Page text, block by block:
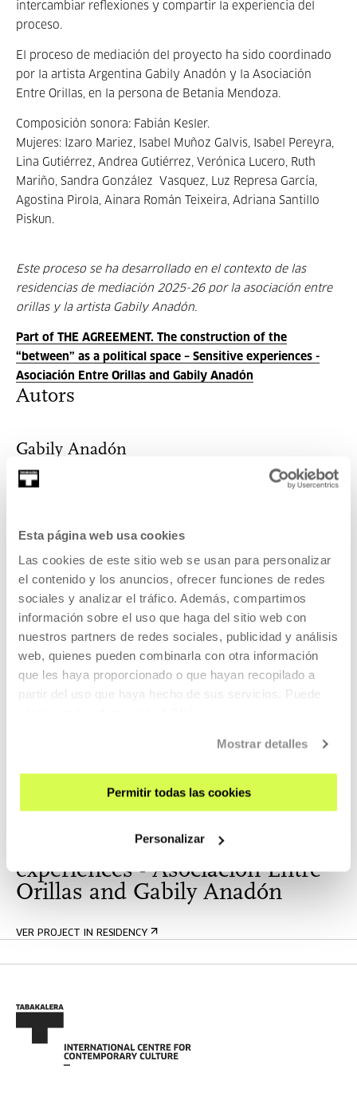
Esta página web usa cookies
Las cookies de este sitio web se usan para personalizar
el contenido y los anuncios, ofrecer funciones de redes
sociales y analizar el tráfico. Además, compartimos
información sobre el uso que haga del sitio web con
nuestros partners de redes sociales, publicidad y análisis
web, quienes pueden combinarla con otra información
que les haya proporcionado o que hayan recopilado a
partir del uso que haya hecho de sus servicios. Puede
Mostrar detalles
Permitir todas las cookies
Personalizar
intercambiar reflexiones y compartir la experiencia del
proceso.
El proceso de mediación del proyecto ha sido coordinado
por la artista Argentina Gabily Anadón y la Asociación
Entre Orillas, en la persona de Betania Mendoza.
Composición sonora: Fabián Kesler.
Mujeres: Izaro Mariez, Isabel Muñoz Galvis, Isabel Pereyra,
Lina Gutiérrez, Andrea Gutiérrez, Verónica Lucero, Ruth
Mariño, Sandra González Vasquez, Luz Represa García,
Agostina Pirola, Ainara Román Teixeira, Adriana Santillo
Piskun.
Este proceso se ha desarrollado en el contexto de las
residencias de mediación 2025-26 por la asociación entre
orillas y la artista Gabily Anadón.
Part of THE AGREEMENT. The construction of the
“between” as a political space – Sensitive experiences -
Asociación Entre Orillas and Gabily Anadón
Autors
Gabily Anadón
Through her project “El Acuerdo” (The Agreement), artist
MORE INFORMATION
Asociación Entre Orillas
The Association was founded with the firm conviction that
ART is a transformative tool capable of...
Part of Project in residency:
THE AGREEMENT. The
as a political space – Sensitive
experiences - Asociación Entre
Orillas and Gabily Anadón
VER PROJECT IN RESIDENCY